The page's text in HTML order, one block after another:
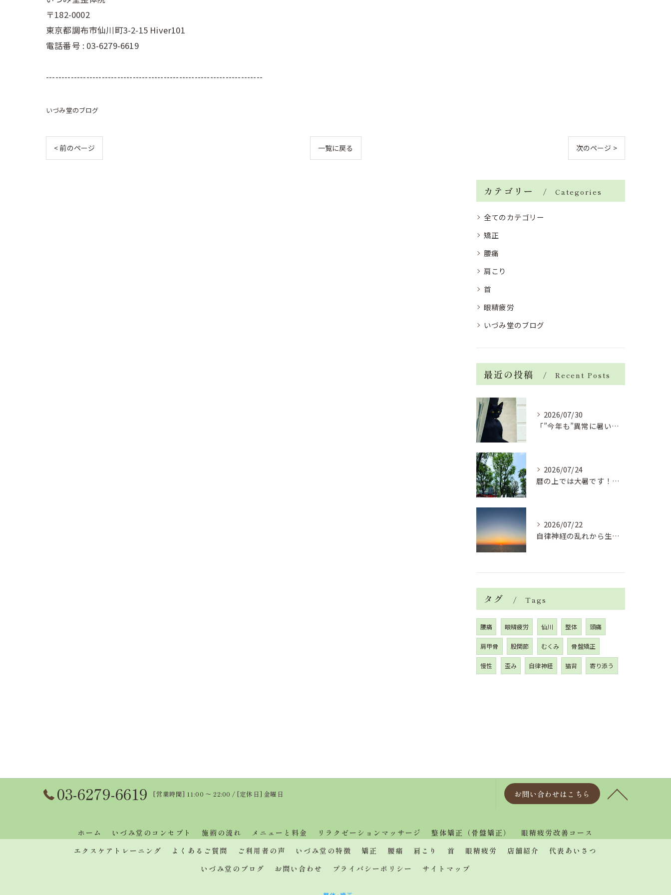
〒182-0002
東京都調布市仙川町3-2-15 Hiver101
電話番号 : 03-6279-6619
----------------------------------------------------------------------
いづみ堂のブログ
< 前のページ 一覧に戻る 次のページ >
カテゴリー Categories
全てのカテゴリー
矯正
腰痛
肩こり
首
眼精疲労
いづみ堂のブログ
最近の投稿 Recent Posts
2026/07/30
「”今年も”異常に暑い夏」酷暑+冷房＝夏風邪、腰痛、ひざの痛...
2026/07/24
暦の上では大暑です！腰痛や肩こりから来る頭痛
2026/07/22
自律神経の乱れから生活習慣病、血液循環の滞り
タグ Tags
腰痛 眼精疲労 仙川 整体 頭痛
肩甲骨 股関節 むくみ 骨盤矯正
慢性 歪み 自律神経 猫背 寄り添う
03-6279-6619 [営業時間] 11:00 〜 22:00 / [定休日] 金曜日 お問い合わせはこちら
ホーム いづみ堂のコンセプト 施術の流れ メニューと料金 リラクゼーションマッサージ 整体矯正（骨盤矯正）
眼精疲労改善コース
エクスケアトレーニング
よくあるご質問 ご利用者の声 いづみ堂の特徴 矯正 腰痛 肩こり 首 眼精疲労 店舗紹介
代表あいさつ
いづみ堂のブログ
お問い合わせ プライバシーポリシー サイトマップ